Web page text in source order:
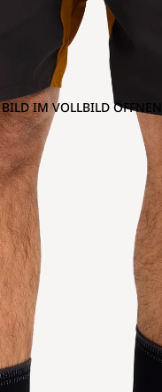
BILD IM VOLLBILD ÖFFNEN